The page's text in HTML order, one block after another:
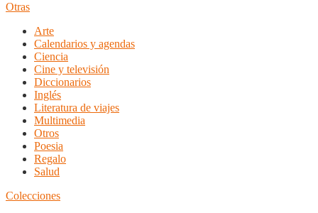
Otras
Arte
Calendarios y agendas
Ciencia
Cine y televisión
Diccionarios
Inglés
Literatura de viajes
Multimedia
Otros
Poesia
Regalo
Salud
Colecciones